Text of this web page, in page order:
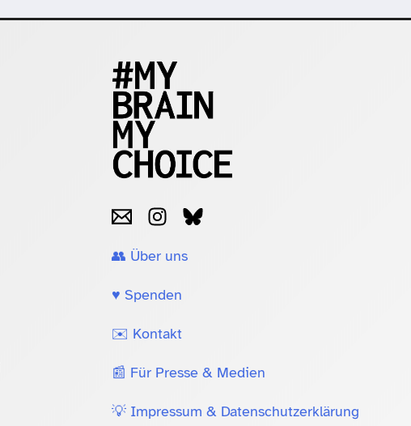
👥 Über uns
♥️ Spenden
✉️ Kontakt
📰 Für Presse & Medien
💡 Impressum & Datenschutzerklärung